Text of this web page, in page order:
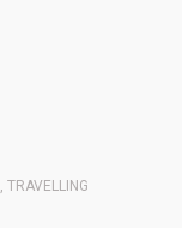
, TRAVELLING